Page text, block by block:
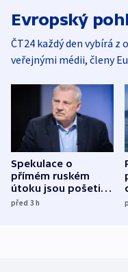
Evropský
ČT24 každý den vybírá
veřejnými médii, členy
Spekulace o
přímém ruském
útoku jsou pošetilé,
míní estonský
před 3h